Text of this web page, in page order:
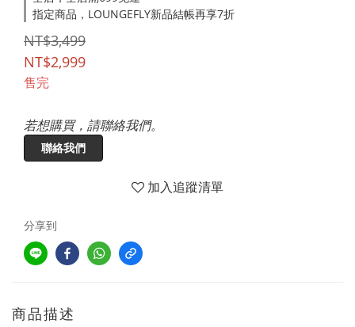
指定商品，LOUNGEFLY新品結帳再享7折
NT$3,499
NT$2,999
售完
若想購買，請聯絡我們。
聯絡我們
加入追蹤清單
分享到
商品描述